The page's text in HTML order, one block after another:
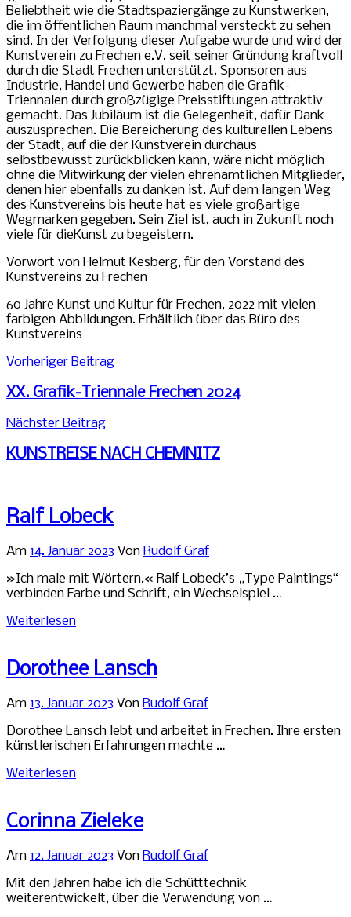
Beliebtheit wie die Stadtspaziergänge zu Kunstwerken,
die im öffentlichen Raum manchmal versteckt zu sehen
sind. In der Verfolgung dieser Aufgabe wurde und wird der
Kunstverein zu Frechen e.V. seit seiner Gründung kraftvoll
durch die Stadt Frechen unterstützt. Sponsoren aus
Industrie, Handel und Gewerbe haben die Grafik-
Triennalen durch großzügige Preisstiftungen attraktiv
gemacht. Das Jubiläum ist die Gelegenheit, dafür Dank
auszusprechen. Die Bereicherung des kulturellen Lebens
der Stadt, auf die der Kunstverein durchaus
selbstbewusst zurückblicken kann, wäre nicht möglich
ohne die Mitwirkung der vielen ehrenamtlichen Mitglieder,
denen hier ebenfalls zu danken ist. Auf dem langen Weg
des Kunstvereins bis heute hat es viele großartige
Wegmarken gegeben. Sein Ziel ist, auch in Zukunft noch
viele für dieKunst zu begeistern.
Vorwort von Helmut Kesberg, für den Vorstand des
Kunstvereins zu Frechen
60 Jahre Kunst und Kultur für Frechen, 2022 mit vielen
farbigen Abbildungen. Erhältlich über das Büro des
Kunstvereins
Beitragsnavigation
Vorheriger Beitrag
XX. Grafik-Triennale Frechen 2024
Nächster Beitrag
KUNSTREISE NACH CHEMNITZ
Ralf Lobeck
Am 14. Januar 2023 Von Rudolf Graf
»Ich male mit Wörtern.« Ralf Lobeck’s „Type Paintings“
verbinden Farbe und Schrift, ein Wechselspiel …
Weiterlesen
Dorothee Lansch
Am 13. Januar 2023 Von Rudolf Graf
Dorothee Lansch lebt und arbeitet in Frechen. Ihre ersten
künstlerischen Erfahrungen machte …
Weiterlesen
Corinna Zieleke
Am 12. Januar 2023 Von Rudolf Graf
Mit den Jahren habe ich die Schütttechnik
weiterentwickelt, über die Verwendung von …